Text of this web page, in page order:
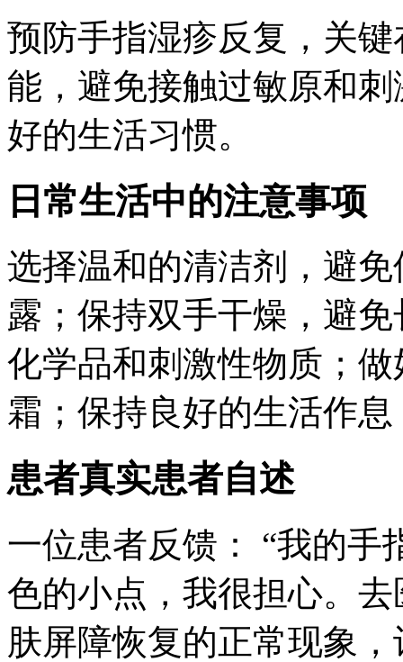
预防手指湿疹反复，关
能，避免接触过敏原和
好的生活习惯。
日常生活中的注意事项
选择温和的清洁剂，避
露；保持双手干燥，避
化学品和刺激性物质；
霜；保持良好的生活作
患者真实患者自述
一位患者反馈： “我的手
色的小点，我很担心。
肤屏障恢复的正常现象